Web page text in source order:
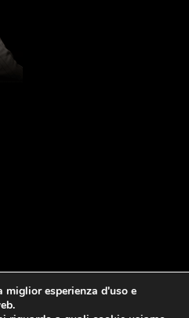
esperienza d'uso e